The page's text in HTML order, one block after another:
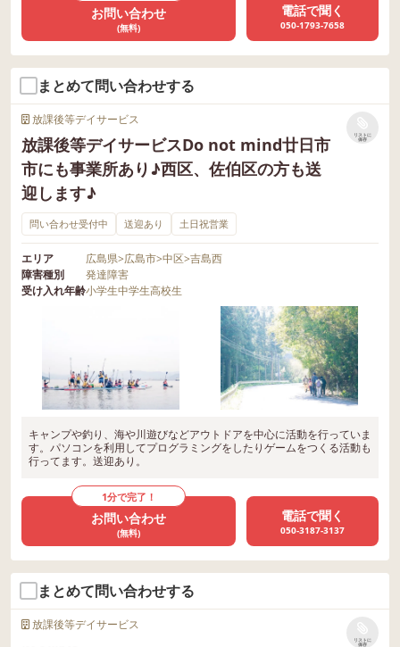
お問い合わせ
(無料)
電話で聞く
050-1793-7658
まとめて問い合わせする
放課後等デイサービス
放課後等デイサービスDo not mind廿日市
市にも事業所あり♪西区、佐伯区の方も送
迎します♪
リストに
保存
問い合わせ受付中 送迎あり 土日祝営業
エリア 広島県>広島市>中区>吉島西
障害種別
発達障害
受け入れ年齢小学生中学生高校生
キャンプや釣り、海や川遊びなどアウトドアを中心に活動を行っていま
す。パソコンを利用してプログラミングをしたりゲームをつくる活動も
行ってます。送迎あり。
1分で完了！
お問い合わせ
(無料)
電話で聞く
050-3187-3137
まとめて問い合わせする
放課後等デイサービス
リストに
保存